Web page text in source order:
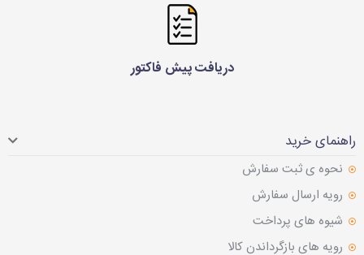
دریافت پیش فاکتور
راهنمای خرید
نحوه ی ثبت سفارش
رویه ارسال سفارش
شیوه های پرداخت
رویه های بازگرداندن کالا